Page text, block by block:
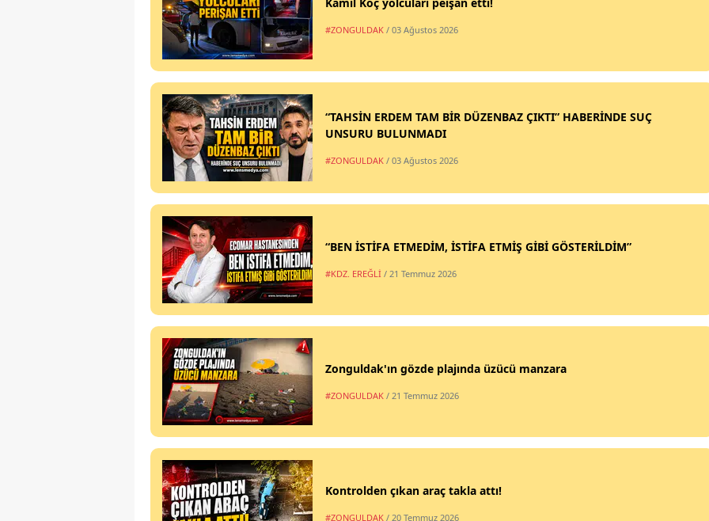
#ZONGULDAK / 03 Ağustos 2026
“TAHSİN ERDEM TAM BİR DÜZENBAZ ÇIKTI” HABERİNDE SUÇ
UNSURU BULUNMADI
#ZONGULDAK / 03 Ağustos 2026
“BEN İSTİFA ETMEDİM, İSTİFA ETMİŞ GİBİ GÖSTERİLDİM”
#KDZ. EREĞLİ / 21 Temmuz 2026
Zonguldak'ın gözde plajında üzücü manzara
#ZONGULDAK / 21 Temmuz 2026
Kontrolden çıkan araç takla attı!
#ZONGULDAK / 20 Temmuz 2026